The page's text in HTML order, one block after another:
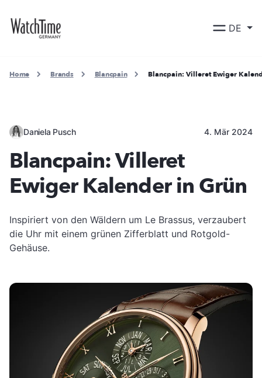
DE
Home Brands Blancpain Blancpain: Villeret Ewiger
Daniela Pusch 4. Mär 2024
Blancpain: Villeret
Ewiger Kalender in Grün
Inspiriert von den Wäldern um Le Brassus, verzaubert
die Uhr mit einem grünen Zifferblatt und Rotgold-
Gehäuse.